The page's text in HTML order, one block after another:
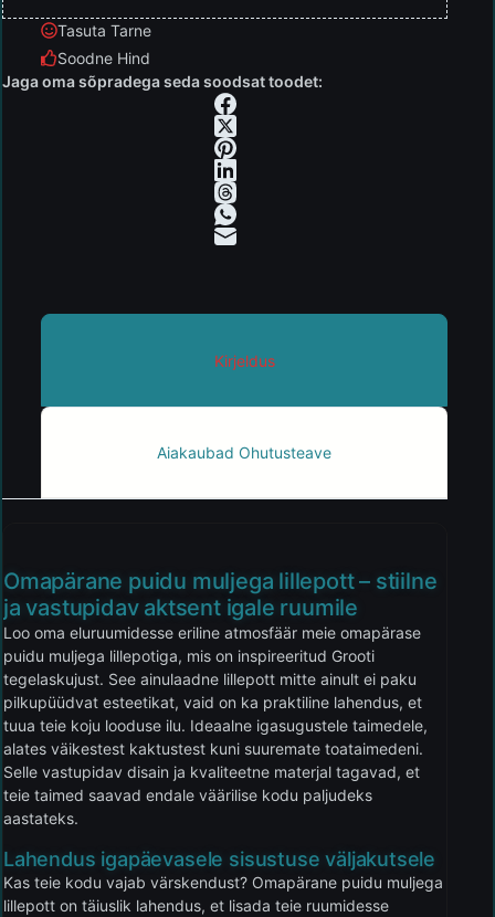
Tasuta Tarne
Soodne Hind
Jaga oma sõpradega seda soodsat toodet:
Kirjeldus
Aiakaubad Ohutusteave
Omapärane puidu muljega lillepott – stiilne
ja vastupidav aktsent igale ruumile
Loo oma eluruumidesse eriline atmosfäär meie omapärase
puidu muljega lillepotiga, mis on inspireeritud Grooti
tegelaskujust. See ainulaadne lillepott mitte ainult ei paku
pilkupüüdvat esteetikat, vaid on ka praktiline lahendus, et
tuua teie koju looduse ilu. Ideaalne igasugustele taimedele,
alates väikestest kaktustest kuni suuremate toataimedeni.
Selle vastupidav disain ja kvaliteetne materjal tagavad, et
teie taimed saavad endale väärilise kodu paljudeks
aastateks.
Lahendus igapäevasele sisustuse väljakutsele
Kas teie kodu vajab värskendust? Omapärane puidu muljega
lillepott on täiuslik lahendus, et lisada teie ruumidesse